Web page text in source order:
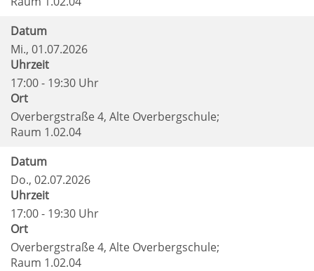
Datum
Mi., 01.07.2026
Uhrzeit
17:00 - 19:30 Uhr
Ort
Overbergstraße 4, Alte Overbergschule;
Raum 1.02.04
Datum
Do., 02.07.2026
Uhrzeit
17:00 - 19:30 Uhr
Ort
Overbergstraße 4, Alte Overbergschule;
Raum 1.02.04